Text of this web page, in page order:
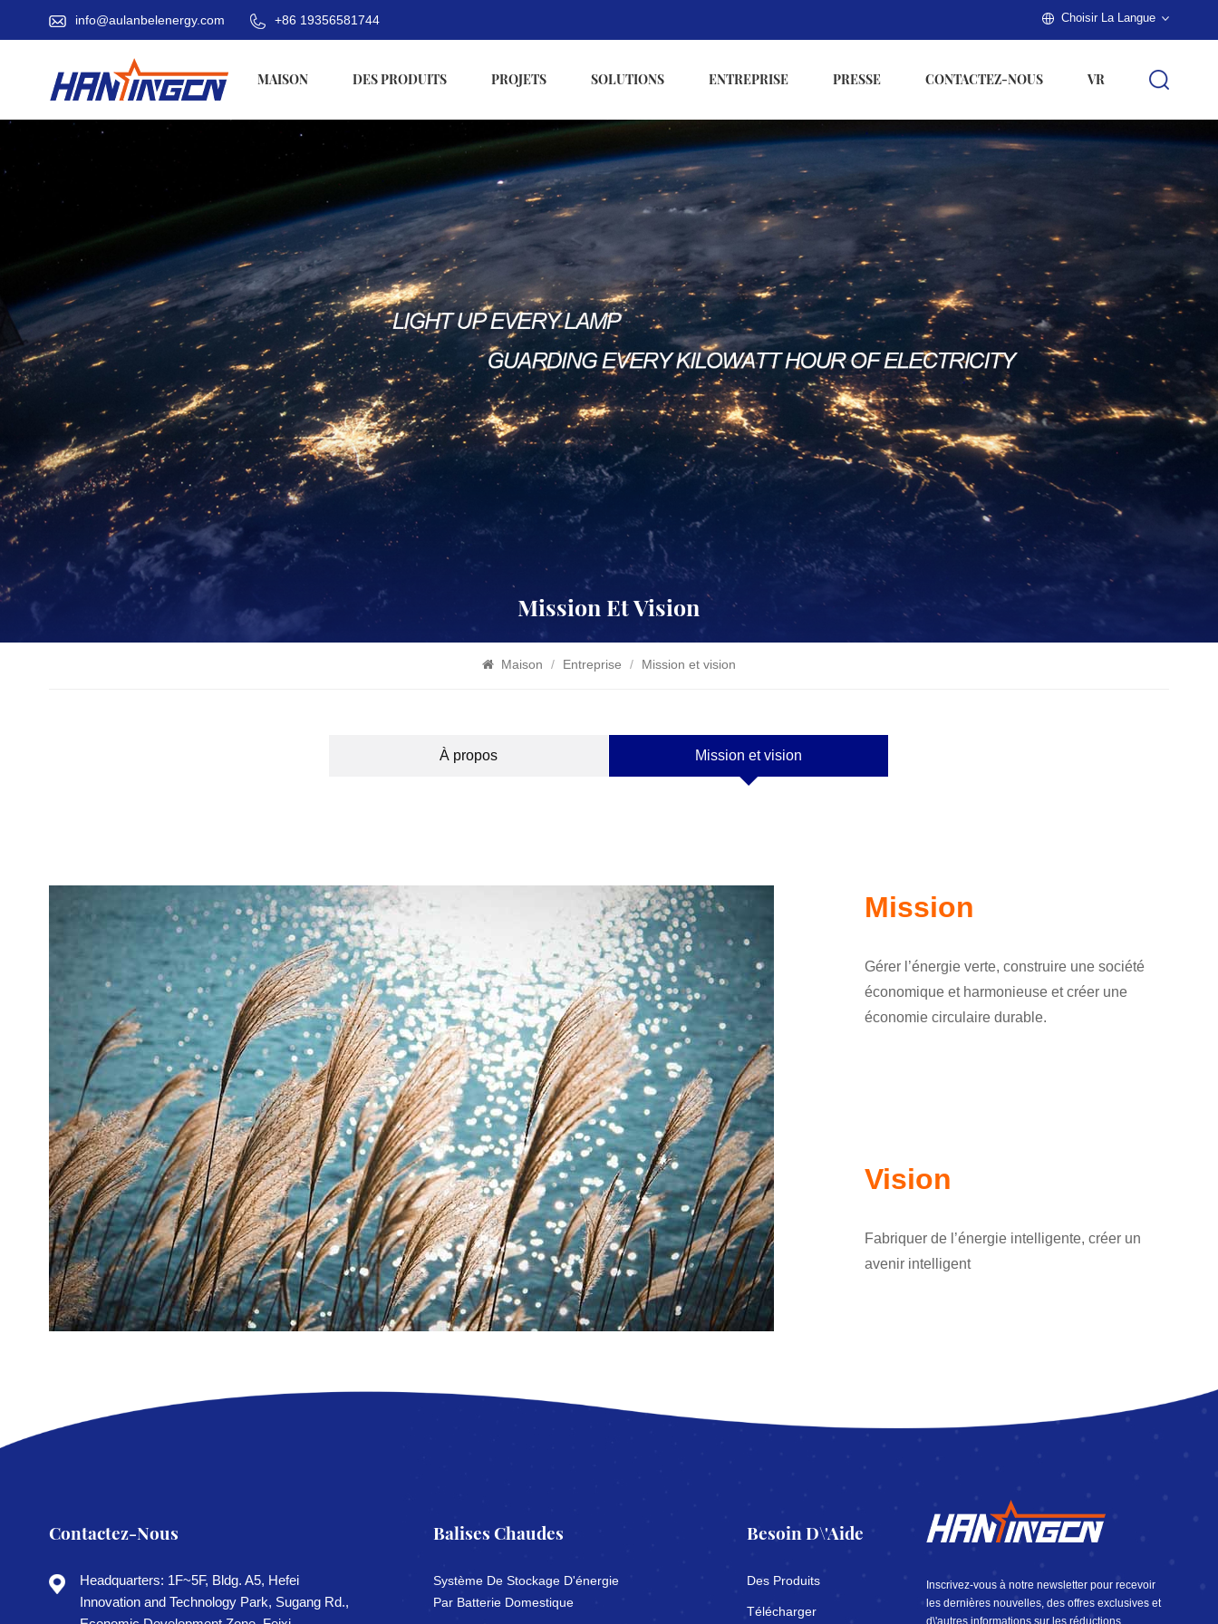
info@aulanbelenergy.com +86 19356581744 Choisir La Langue
MAISON DES PRODUITS PROJETS SOLUTIONS ENTREPRISE PRESSE CONTACTEZ-NOUS VR
Mission Et Vision
Maison / Entreprise / Mission et vision
À propos Mission et vision
Mission
Gérer l’énergie verte, construire une société
économique et harmonieuse et créer une
économie circulaire durable.
Vision
Fabriquer de l’énergie intelligente, créer un
avenir intelligent
Contactez-Nous
Headquarters: 1F~5F, Bldg. A5, Hefei
Innovation and Technology Park, Sugang Rd.,
Balises Chaudes
Système De Stockage D'énergie
Par Batterie Domestique
Besoin D\'aide
Des Produits
Télécharger
Inscrivez-vous à notre newsletter pour recevoir
les dernières nouvelles, des offres exclusives et
d\'autres informations sur les réductions.